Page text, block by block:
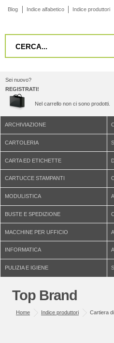
Blog Indice alfabetico Indice produttori
Sei nuovo?
REGISTRATI!
Nel carrello non ci sono prodotti.
ARCHIVIAZIONE
CARTOLERIA
CARTA ED ETICHETTE
CARTUCCE STAMPANTI
MODULISTICA
BUSTE E SPEDIZIONE
MACCHINE PER UFFICIO
INFORMATICA
PULIZIA E IGIENE
Top Brand
Home Indice produttori Cartiera